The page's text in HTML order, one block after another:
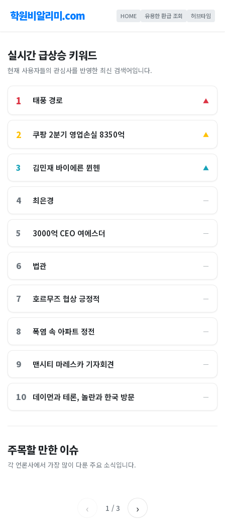
학원비알리미.com HOME 유용한 환급 조회 허브타임
실시간 급상승 키워드
현재 사용자들의 관심사를 반영한 최신 검색어입니다.
1 태풍 경로 ▲
2 쿠팡 2분기 영업손실 8350억 ▲
3 김민재 바이에른 뮌헨 ▲
4 최은경 ―
5 3000억 CEO 여에스더 ―
6 법관 ―
7 호르무즈 협상 긍정적 ―
8 폭염 속 아파트 정전 ―
9 맨시티 마레스카 기자회견 ―
10 데이먼과 테론, 놀란과 한국 방문 ―
주목할 만한 이슈
각 언론사에서 가장 많이 다룬 주요 소식입니다.
전국 불타오를 때, 여긴 0.9
도…에어컨 필요없는 韓 이색
피서지중앙일보
는 법 [이슈픽]
KBS
“10% 폭락하자 4조 샀는데,
18% 뛰자 8조 팔았다”…개
서울 최고라고”…사상 첫 기
‹ 1 / 3 ›